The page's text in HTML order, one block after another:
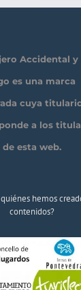
Accidental y
es una marca
cuya
a los
de esta web.
quiénes hemos
contenidos?